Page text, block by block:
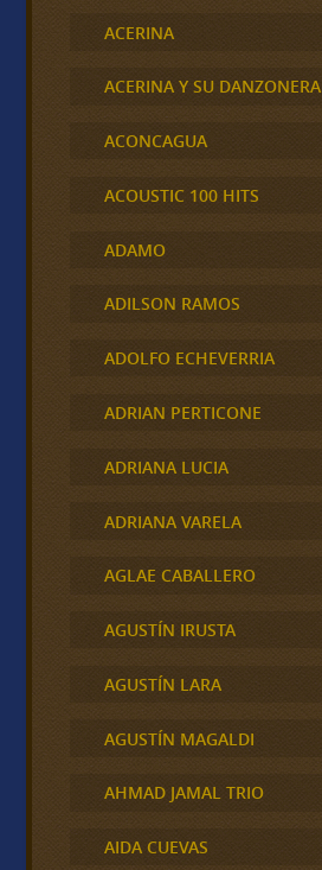
ACERINA
ACERINA Y SU DANZONERA
ACONCAGUA
ACOUSTIC 100 HITS
ADAMO
ADILSON RAMOS
ADOLFO ECHEVERRIA
ADRIAN PERTICONE
ADRIANA LUCIA
ADRIANA VARELA
AGLAE CABALLERO
AGUSTÍN IRUSTA
AGUSTÍN LARA
AGUSTÍN MAGALDI
AHMAD JAMAL TRIO
AIDA CUEVAS